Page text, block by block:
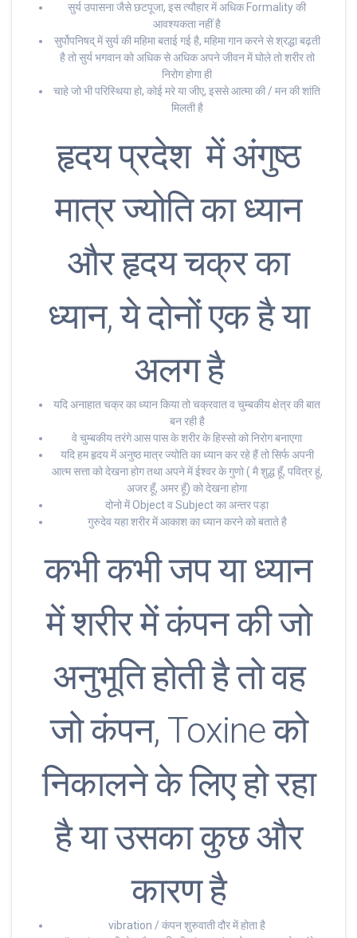
सुर्य उपासना जैसे छटपूजा, इस त्यौहार में अधिक Formality की
आवश्यकता नहीं है
सुर्पोपनिषद् में सुर्य की महिमा बताई गई है, महिमा गान करने से श्रद्धा बढ़ती
है तो सुर्य भगवान को अधिक से अधिक अपने जीवन में घोले तो शरीर तो
निरोग होगा ही
चाहे जो भी परिस्थिया हो, कोई मरे या जीए, इससे आत्मा की / मन की शांति
मिलती है
हृदय प्रदेश में अंगुष्ठ
मात्र ज्योति का ध्यान
और हृदय चक्र का
ध्यान, ये दोनों एक है या
अलग है
यदि अनाहात चक्र का ध्यान किया तो चक्रवात व चुम्बकीय क्षेत्र की बात
बन रही है
वे चुम्बकीय तरंगे आस पास के शरीर के हिस्सो को निरोग बनाएगा
यदि हम हृदय में अनुष्ठ मात्र ज्योति का ध्यान कर रहे हैं तो सिर्फ अपनी
आत्म सत्ता को देखना होग तथा अपने में ईश्वर के गुणो ( मै शुद्ध हूँ, पवित्र हूं,
अजर हूँ, अमर हूँ) को देखना होगा
दोनो में Object व Subject का अन्तर पड़ा
गुरुदेव यहा शरीर में आकाश का ध्यान करने को बताते है
कभी कभी जप या ध्यान
में शरीर में कंपन की जो
अनुभूति होती है तो वह
जो कंपन, Toxine को
निकालने के लिए हो रहा
है या उसका कुछ और
कारण है
vibration / कंपन शुरुवाती दौर में होता है